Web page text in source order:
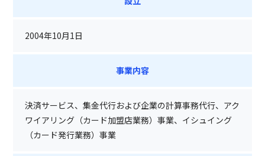
2004年10月1日
事業内容
決済サービス、集金代行および企業の計算事務代行、アク
ワイアリング（カード加盟店業務）事業、イシュイング
（カード発行業務）事業